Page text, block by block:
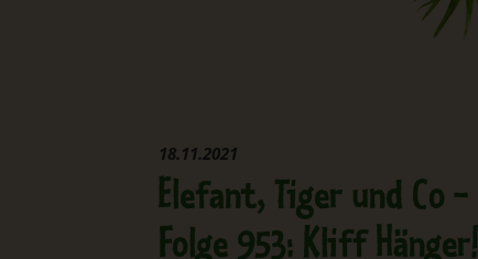
18.11.2021
Elefant, Tiger und Co -
Folge 953: Kliff Hänger!